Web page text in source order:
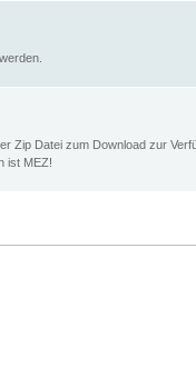
Zip Datei zum Download zur
ist MEZ!